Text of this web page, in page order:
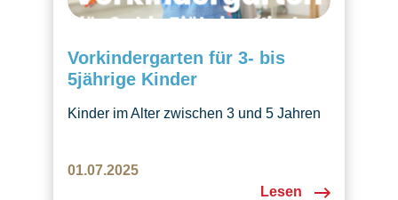
Vorkindergarten für 3- bis
5jährige Kinder
Kinder im Alter zwischen 3 und 5 Jahren
Kindergarten ist geöffnet!
01.07.2025
Lesen